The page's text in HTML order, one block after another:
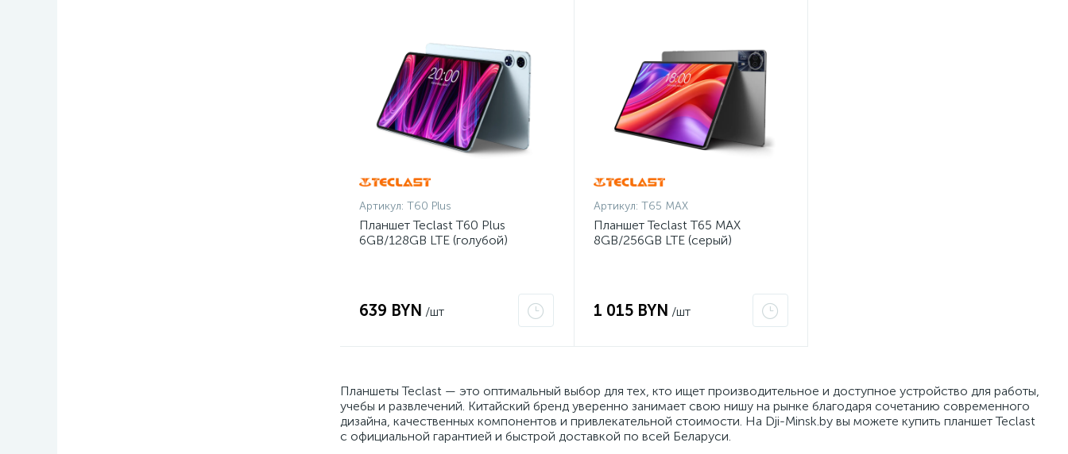
Артикул: T60 Plus
Планшет Teclast T60 Plus
6GB/128GB LTE (голубой)
639 BYN /шт
Артикул: T65 MAX
Планшет Teclast T65 MAX
8GB/256GB LTE (серый)
1 015 BYN /шт
Планшеты Teclast — это оптимальный выбор для тех, кто ищет производительное и доступное устройство для работы,
учебы и развлечений. Китайский бренд уверенно занимает свою нишу на рынке благодаря сочетанию современного
дизайна, качественных компонентов и привлекательной стоимости. На Dji-Minsk.by вы можете купить планшет Teclast
с официальной гарантией и быстрой доставкой по всей Беларуси.